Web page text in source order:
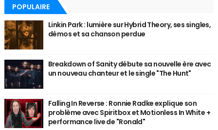
POPULAIRE
Linkin Park : lumière sur Hybrid Theory, ses singles,
démos et sa chanson perdue
Breakdown of Sanity débute sa nouvelle ère avec
un nouveau chanteur et le single "The Hunt"
Falling In Reverse : Ronnie Radke explique son
problème avec Spiritbox et Motionless In White +
performance live de "Ronald"